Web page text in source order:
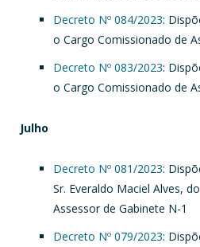
Decreto Nº 084/2023:
o Cargo Comissionado de
Decreto Nº 083/2023:
o Cargo Comissionado de
Julho
Decreto Nº 081/2023:
Sr. Everaldo Maciel Alves,
Assessor de Gabinete N-1
Decreto Nº 079/2023: